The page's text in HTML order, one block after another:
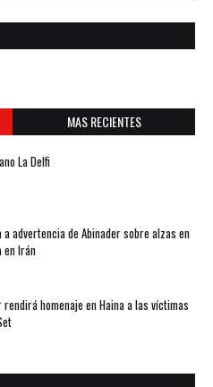
MAS RECIENTES
La Delfi
advertencia de Abinader sobre alzas en
Irán
homenaje en Haina a las víctimas